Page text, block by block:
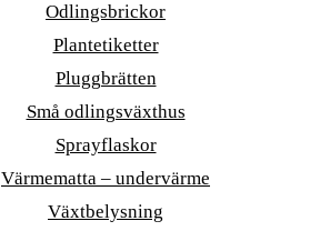
Odlingsbrickor
Plantetiketter
Pluggbrätten
Små odlingsväxthus
Sprayflaskor
Värmematta – undervärme
Växtbelysning